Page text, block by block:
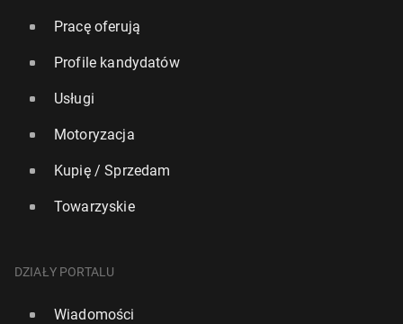
Pracę oferują
Profile kandydatów
Usługi
Motoryzacja
Kupię / Sprzedam
Towarzyskie
DZIAŁY PORTALU
Wiadomości